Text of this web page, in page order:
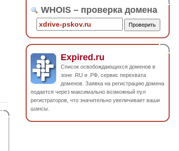
WHOIS – проверка домена
Expired.ru
Список освобождающихся доменов в
зоне .RU и .РФ, сервис перехвата
доменов. Заявка на регистрацию домена
подается через максимально возможный пул
регистраторов, что значительно увеличивает ваши
шансы.